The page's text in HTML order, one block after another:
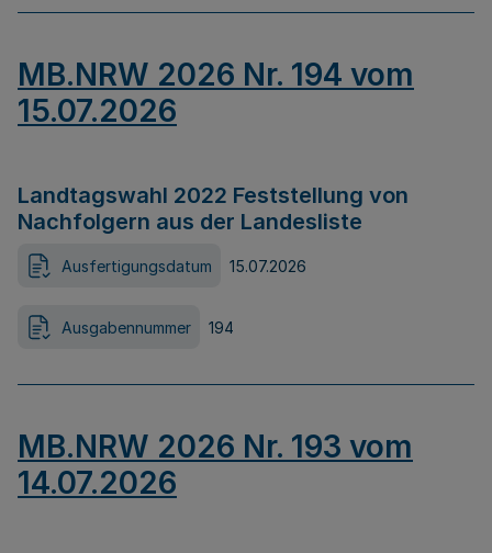
MB.NRW 2026 Nr. 194 vom
15.07.2026
Landtagswahl 2022 Feststellung von
Nachfolgern aus der Landesliste
Ausfertigungsdatum 15.07.2026
Ausgabennummer 194
MB.NRW 2026 Nr. 193 vom
14.07.2026